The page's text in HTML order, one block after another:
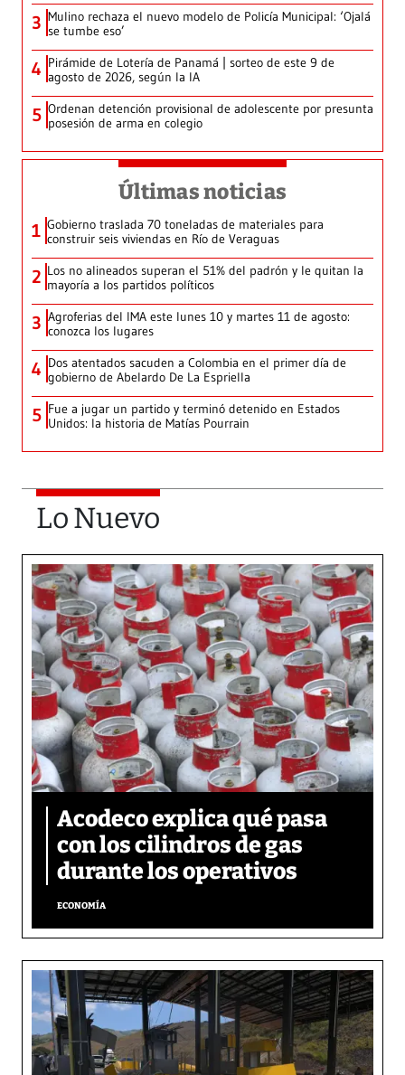
3 Mulino rechaza el nuevo modelo de Policía Municipal: ‘Ojalá
se tumbe eso’
4 Pirámide de Lotería de Panamá | sorteo de este 9 de
agosto de 2026, según la IA
5 Ordenan detención provisional de adolescente por presunta
posesión de arma en colegio
Últimas noticias
1 Gobierno traslada 70 toneladas de materiales para
construir seis viviendas en Río de Veraguas
2 Los no alineados superan el 51% del padrón y le quitan la
mayoría a los partidos políticos
3 Agroferias del IMA este lunes 10 y martes 11 de agosto:
conozca los lugares
4 Dos atentados sacuden a Colombia en el primer día de
gobierno de Abelardo De La Espriella
5 Fue a jugar un partido y terminó detenido en Estados
Unidos: la historia de Matías Pourrain
Lo Nuevo
Acodeco explica qué pasa
con los cilindros de gas
durante los operativos
ECONOMÍA